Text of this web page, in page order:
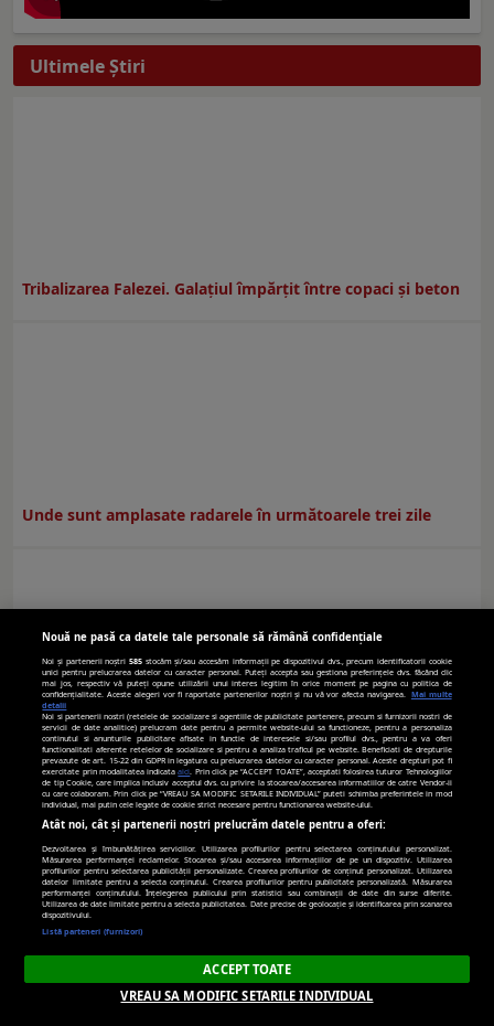
Ultimele Ştiri
Tribalizarea Falezei. Galațiul împărțit între copaci și beton
Unde sunt amplasate radarele în următoarele trei zile
Cum va fi vremea astăzi
ANALIZĂ. Cotațiile euro au urcat la 5,277 lei
Nouă ne pasă ca datele tale personale să rămână confidențiale
Noi și partenerii noștri585 stocăm și/sau accesăm informații pe dispozitivul dvs., precum identificatorii cookie
unici pentru prelucrarea datelor cu caracter personal. Puteți accepta sau gestiona preferințele dvs. făcând clic
mai jos, respectiv vă puteți opune utilizării unui interes legitim în orice moment pe pagina cu politica de
confidențialitate. Aceste alegeri vor fi raportate partenerilor noștri și nu vă vor afecta navigarea.
Mai multe
detalii
Noi si partenerii nostri (retelele de socializare si agentiile de publicitate partenere, precum si furnizorii nostri de
servicii de date analitice) prelucram date pentru a permite website-ului sa functioneze, pentru a personaliza
continutul si anunturile publicitare afisate in functie de interesele si/sau profilul dvs., pentru a va oferi
functionalitati aferente retelelor de socializare si pentru a analiza traficul pe website. Beneficiati de drepturile
prevazute de art. 15-22 din GDPR in legatura cu prelucrarea datelor cu caracter personal. Aceste drepturi pot fi
exercitate prin modalitatea indicataaici . Prin click pe “ACCEPT TOATE”, acceptati folosirea tuturor Tehnologiilor
de tip Cookie, care implica inclusiv acceptul dvs. cu privire la stocarea/accesarea informatiilor de catre Vendor-ii
cu care colaboram. Prin click pe “VREAU SA MODIFIC SETARILE INDIVIDUAL” puteti schimba preferintele in mod
individual, mai putin cele legate de cookie strict necesare pentru functionarea website-ului.
Atât noi, cât și partenerii noștri prelucrăm datele pentru a oferi:
Dezvoltarea și îmbunătățirea serviciilor. Utilizarea profilurilor pentru selectarea conținutului personalizat.
Măsurarea performanței reclamelor. Stocarea și/sau accesarea informațiilor de pe un dispozitiv. Utilizarea
profilurilor pentru selectarea publicității personalizate. Crearea profilurilor de conținut personalizat. Utilizarea
datelor limitate pentru a selecta conținutul. Crearea profilurilor pentru publicitate personalizată. Măsurarea
performanței conținutului. Înțelegerea publicului prin statistici sau combinații de date din surse diferite.
Utilizarea de date limitate pentru a selecta publicitatea. Date precise de geolocație și identificarea prin scanarea
dispozitivului.
Listă parteneri (furnizori)
ACCEPT TOATE
VREAU SA MODIFIC SETARILE INDIVIDUAL